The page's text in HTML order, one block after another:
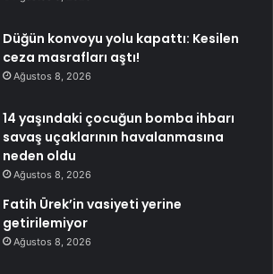
Düğün konvoyu yolu kapattı: Kesilen
ceza masrafları aştı!
Ağustos 8, 2026
14 yaşındaki çocuğun bomba ihbarı
savaş uçaklarının havalanmasına
neden oldu
Ağustos 8, 2026
Fatih Ürek’in vasiyeti yerine
getirilemiyor
Ağustos 8, 2026